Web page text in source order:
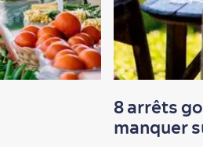
8 arrêts
manquer